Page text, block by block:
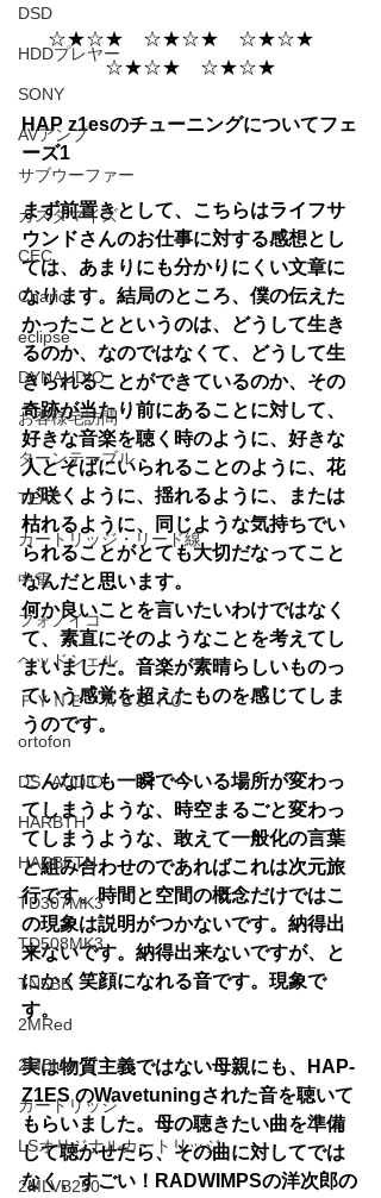
DSD
HDDプレヤー
SONY
AVアンプ
サブウーファー
カスタマイズ
CEC
Chario
eclipse
DYNAUDIO
お客様宅訪問
ターンテーブル
TEAC
カートリッジ・リード線
中電
フォノイコ
ヘッドシェル
ＦＹＮＥ ＡＵＤＩＯ
ortofon
DS -AUDIO
HARBTH
HARBETH
TD307MK3
TD508MK3
TN5BB
2MRed
2MBlue
カートリッジ
LSオリジナルカートリッジ
2MLVB250
☆★☆★　☆★☆★　☆★☆★
☆★☆★　☆★☆★
HAP z1esのチューニングについてフェ
ーズ1
まず前置きとして、こちらはライフサ
ウンドさんのお仕事に対する感想とし
ては、あまりにも分かりにくい文章に
なります。結局のところ、僕の伝えた
かったことというのは、どうして生き
るのか、なのではなくて、どうして生
きられることができているのか、その
奇跡が当たり前にあることに対して、
好きな音楽を聴く時のように、好きな
人とそばにいられることのように、花
が咲くように、揺れるように、または
枯れるように、同じような気持ちでい
られることがとても大切だなってこと
なんだと思います。
何か良いことを言いたいわけではなく
て、素直にそのようなことを考えてし
まいました。音楽が素晴らしいものっ
ていう感覚を超えたものを感じてしま
うのです。
こんなにも一瞬で今いる場所が変わっ
てしまうような、時空まるごと変わっ
てしまうような、敢えて一般化の言葉
と組み合わせのであればこれは次元旅
行です。時間と空間の概念だけではこ
の現象は説明がつかないです。納得出
来ないです。納得出来ないですが、と
にかく笑顔になれる音です。現象で
す。
実は物質主義ではない母親にも、HAP-
Z1ES のWavetuningされた音を聴いて
もらいました。母の聴きたい曲を準備
して聴かせたら、その曲に対してでは
なく、すごい！RADWIMPSの洋次郎の